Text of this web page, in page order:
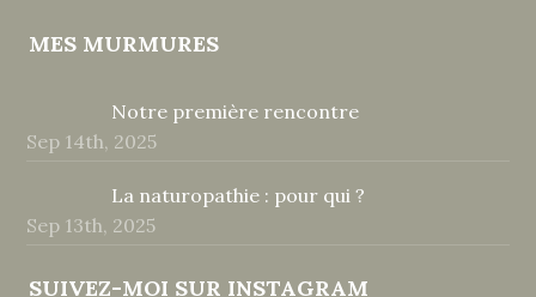
MES MURMURES
Notre première rencontre
Sep 14th, 2025
La naturopathie : pour qui ?
Sep 13th, 2025
SUIVEZ-MOI SUR INSTAGRAM